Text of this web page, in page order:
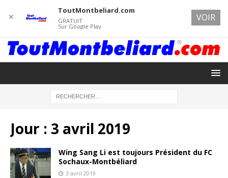
Jour : 3 avril 2019
Wing Sang Li est toujours Président du FC
Sochaux-Montbéliard
3 avril 2019
✕
ToutMontbeliard.com
GRATUIT
Sur Google Play
VOIR